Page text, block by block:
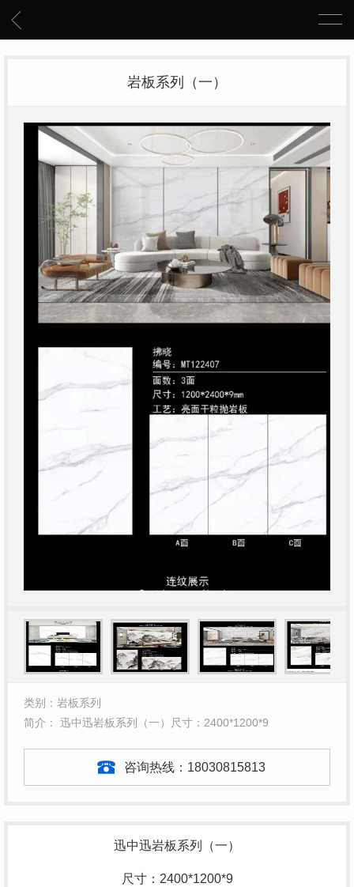
岩板系列（一）
类别：岩板系列
简介： 迅中迅岩板系列（一）尺寸：2400*1200*9
咨询热线： 18030815813
迅中迅岩板系列（一）
尺寸：2400*1200*9